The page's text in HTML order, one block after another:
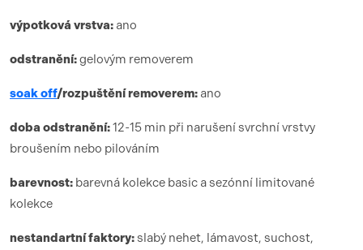
výpotková vrstva: ano
odstranění:gelovým removerem
soak off/rozpuštění removerem: ano
doba odstranění:12-15 min při narušení svrchní vrstvy
broušením nebo pilováním
barevnost: barevná kolekce basic a sezónní limitované
kolekce
nestandartní faktory:slabý nehet, lámavost, suchost,